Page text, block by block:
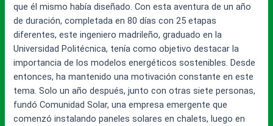
que él mismo había diseñado. Con esta aventura de un año
de duración, completada en 80 días con 25 etapas
diferentes, este ingeniero madrileño, graduado en la
Universidad Politécnica, tenía como objetivo destacar la
importancia de los modelos energéticos sostenibles. Desde
entonces, ha mantenido una motivación constante en este
tema. Solo un año después, junto con otras siete personas,
fundó Comunidad Solar, una empresa emergente que
comenzó instalando paneles solares en chalets, luego en